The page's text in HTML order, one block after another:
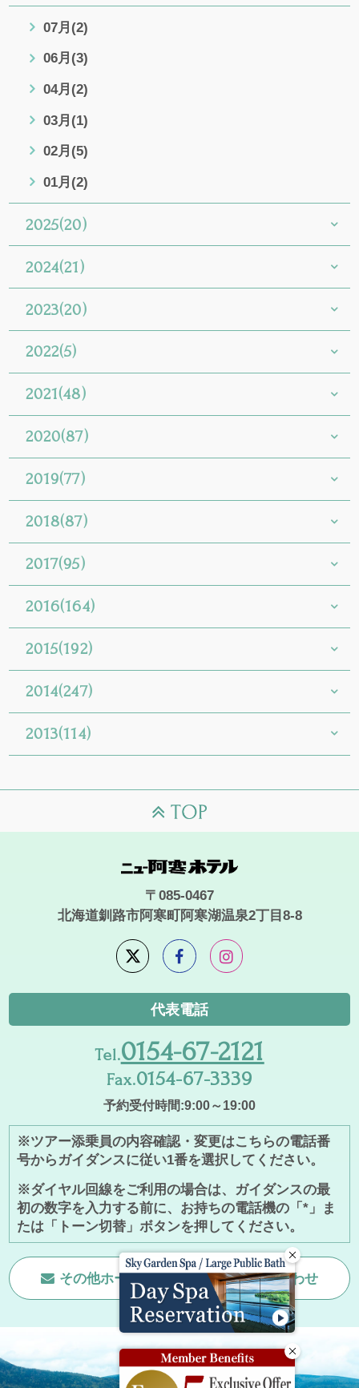
07月(2)
06月(3)
04月(2)
03月(1)
02月(5)
01月(2)
2025(20)
2024(21)
2023(20)
2022(5)
2021(48)
2020(87)
2019(77)
2018(87)
2017(95)
2016(164)
2015(192)
2014(247)
2013(114)
〒085-0467
北海道釧路市阿寒町阿寒湖温泉2丁目8-8
代表電話
Tel.0154-67-2121
Fax.0154-67-3339
予約受付時間:9:00～19:00
※ツアー添乗員の内容確認・変更はこちらの電話番
号からガイダンスに従い1番を選択してください。
※ダイヤル回線をご利用の場合は、ガイダンスの最
初の数字を入力する前に、お持ちの電話機の「*」ま
たは「トーン切替」ボタンを押してください。
その他ホームページに関するお問い合わせ